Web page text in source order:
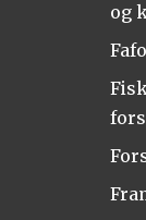
og
Fafo